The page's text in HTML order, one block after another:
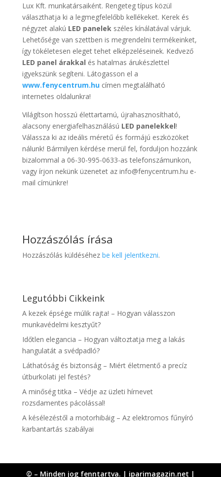
Lux Kft. munkatársaiként. Rengeteg típus közül
választhatja ki a legmegfelelőbb kellékeket. Kerek és
négyzet alakú LED panelek széles kínálatával várjuk.
Lehetősége van szettben is megrendelni termékeinket,
így tökéletesen eleget tehet elképzeléseinek. Kedvező
LED panel árakkal és hatalmas árukészlettel
igyekszünk segíteni. Látogasson el a
www.fenycentrum.hucímen megtalálható
internetes oldalunkra!
Világítson hosszú élettartamú, újrahasznosítható,
alacsony energiafelhasználású LED panelekkel!
Válassza ki az ideális méretű és formájú eszközöket
nálunk! Bármilyen kérdése merül fel, forduljon hozzánk
bizalommal a 06-30-995-0633-as telefonszámunkon,
vagy írjon nekünk üzenetet az info@fenycentrum.hu e-
mail címünkre!
Hozzászólás írása
Hozzászólás küldéséhez be kell jelentkezni.
Legutóbbi Cikkeink
A kezek épsége múlik rajta! – Hogyan válasszon
munkavédelmi kesztyűt?
Időtlen elegancia – Hogyan változtatja meg a lakás
hangulatát a svédpadló?
Láthatóság és biztonság – Miért életmentő a precíz
útburkolati jel festés?
A minőség titka – Védje az üzleti hírnevet
rozsdamentes pácolással!
A késélezéstől a motorhibáig – Az elektromos fűnyíró
karbantartás szabályai
© – Minden jog fenntartva. | iparimagazin.net |